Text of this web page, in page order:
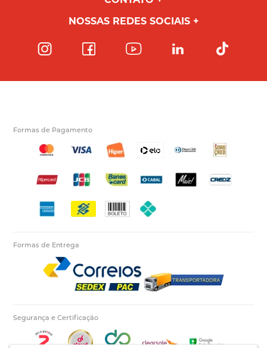
NOSSAS REDES SOCIAIS
Formas de Pagamento
Formas de Entrega
Segurança e Certificação